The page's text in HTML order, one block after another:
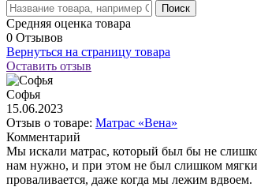
Поиск
Средняя оценка товара
0 Отзывов
Вернуться на страницу товара
Оставить отзыв
Софья
15.06.2023
Отзыв о товаре: Матрас «Вена»
Комментарий
Мы искали матрас, который был бы не
нам нужно, и при этом не был слишком
проваливается, даже когда мы лежим вдвоем.